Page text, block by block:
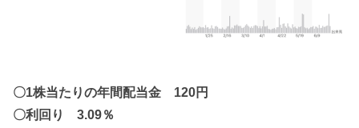
〇1株当たりの年間配当金 120円
〇利回り 3.09％